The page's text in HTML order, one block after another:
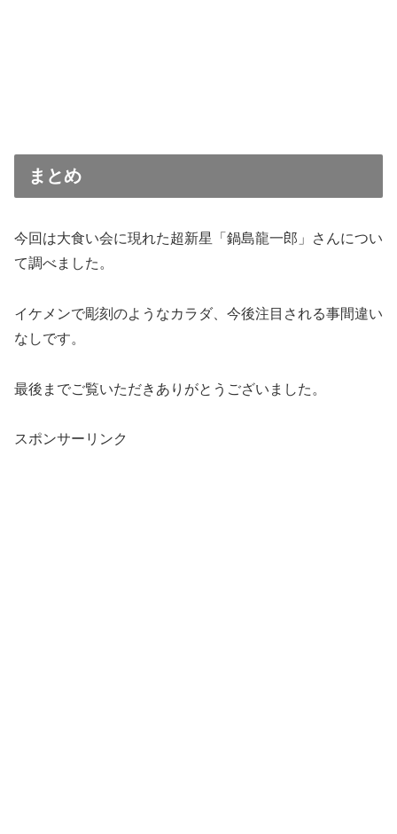
まとめ
今回は大食い会に現れた超新星「鍋島龍一郎」さんについ
て調べました。
イケメンで彫刻のようなカラダ、今後注目される事間違い
なしです。
最後までご覧いただきありがとうございました。
スポンサーリンク